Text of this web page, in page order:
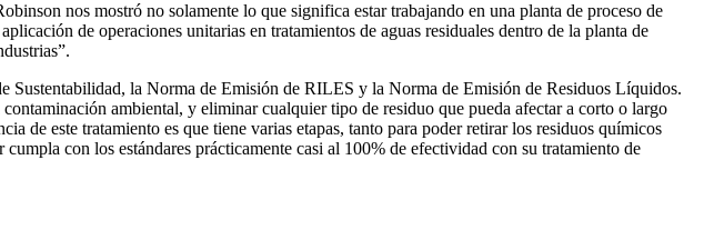
nos mostró no solamente lo que significa estar trabajando en una planta de proceso de
de operaciones unitarias en tratamientos de aguas residuales dentro de la planta de
Sustentabilidad, la Norma de Emisión de RILES y la Norma de Emisión de Residuos Líquidos.
ambiental, y eliminar cualquier tipo de residuo que pueda afectar a corto o largo
de este tratamiento es que tiene varias etapas, tanto para poder retirar los residuos químicos
con los estándares prácticamente casi al 100% de efectividad con su tratamiento de